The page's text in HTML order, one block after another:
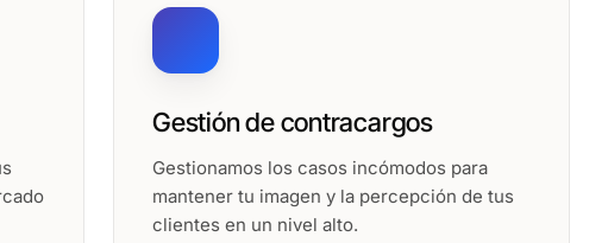
Gestión de contracargos
Gestionamos los casos incómodos para
mantener tu imagen y la percepción de tus
clientes en un nivel alto.